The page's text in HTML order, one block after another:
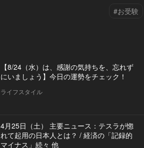
#お受験
【8/24（水）は、感謝の気持ちを、忘れず
にいましょう】今日の運勢をチェック！
ライフスタイル
4月25日（土） 主要ニュース：テスラが惚
れて起用の日本人とは？ / 経済の「記録的
マイナス」続々 他